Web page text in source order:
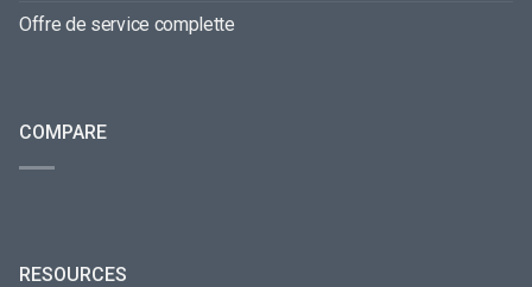
Offre de service complette
COMPARE
RESOURCES